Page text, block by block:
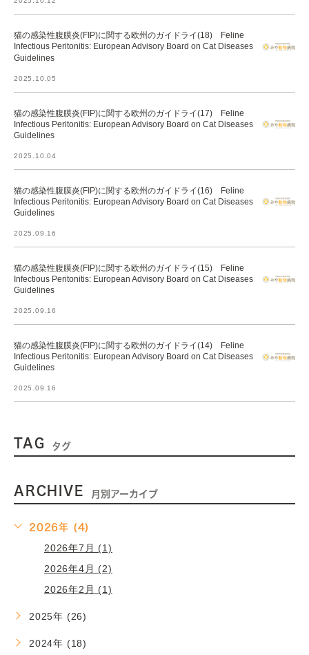
猫の感染性腹膜炎(FIP)に関する欧州のガイドライ(18) Feline
Infectious Peritonitis: European Advisory Board on Cat Diseases
Guidelines
2025.10.05
猫の感染性腹膜炎(FIP)に関する欧州のガイドライ(17) Feline
Infectious Peritonitis: European Advisory Board on Cat Diseases
Guidelines
2025.10.04
猫の感染性腹膜炎(FIP)に関する欧州のガイドライ(16) Feline
Infectious Peritonitis: European Advisory Board on Cat Diseases
Guidelines
2025.09.16
猫の感染性腹膜炎(FIP)に関する欧州のガイドライ(15) Feline
Infectious Peritonitis: European Advisory Board on Cat Diseases
Guidelines
2025.09.16
猫の感染性腹膜炎(FIP)に関する欧州のガイドライ(14) Feline
Infectious Peritonitis: European Advisory Board on Cat Diseases
Guidelines
2025.09.16
TAG タグ
ARCHIVE 月別アーカイブ
2026年 (4)
2026年7月 (1)
2026年4月 (2)
2026年2月 (1)
2025年 (26)
2024年 (18)